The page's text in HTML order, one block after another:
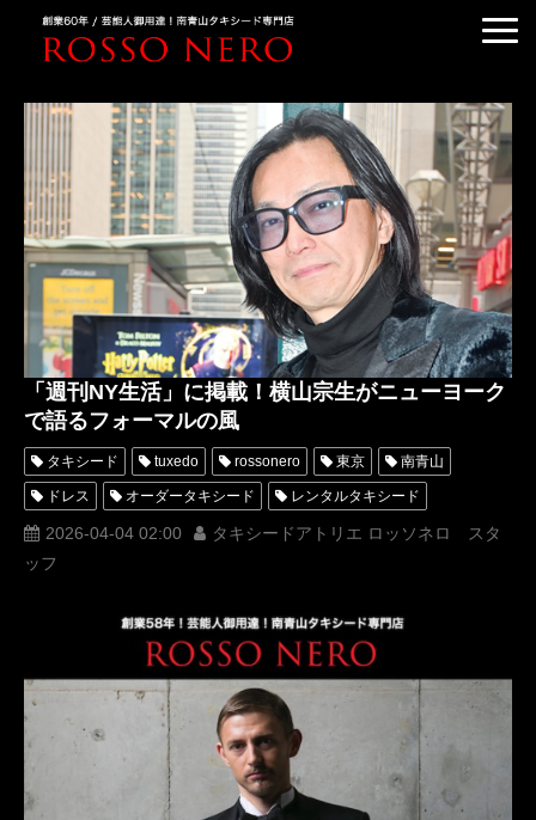
TUXEDO RENTAL
TUXEDO RANKING
KIMONO DRESS
CUSTOMER'S VOICE
COLUMN &BLOG
ABOUT US
ACCESS
「週刊NY生活」に掲載！横山宗生がニューヨーク
で語るフォーマルの風
タキシード tuxedo rossonero 東京 南青山
ドレス オーダータキシード レンタルタキシード
MUNETAKAYOKOYAMA タキシードアトリエ ロッソネロ
オーダータキシード東京
MaisonMUNETAKAYOKOYAMA 週刊NY生活 ニューヨーク
キモノドレス
2026-04-04 02:00
タキシードアトリエ ロッソネロ スタ
ッフ